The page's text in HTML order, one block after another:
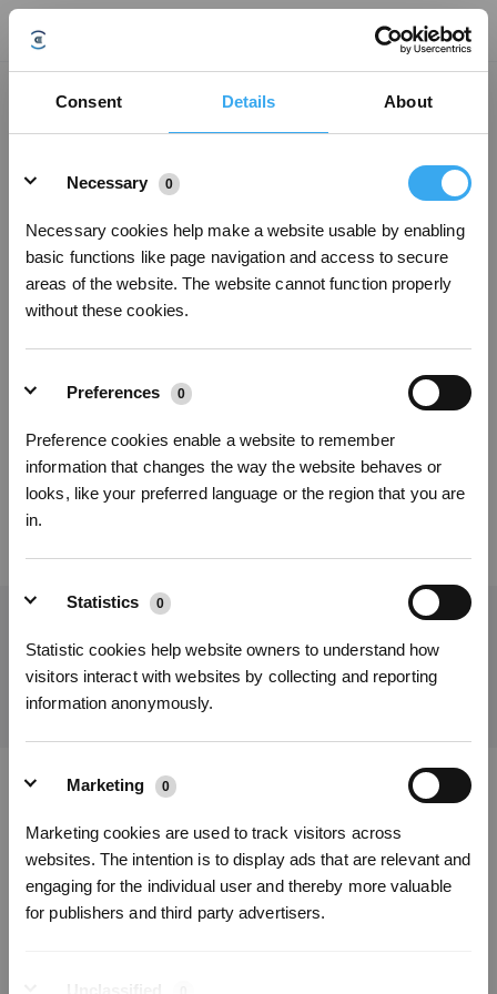
Consent Details About
Necessary
0
Necessary cookies help make a website usable by enabling
basic functions like page navigation and access to secure
areas of the website. The website cannot function properly
without these cookies.
Preferences 0
Preference cookies enable a website to remember
information that changes the way the website behaves or
looks, like your preferred language or the region that you are
in.
Statistics 0
Statistic cookies help website owners to understand how
visitors interact with websites by collecting and reporting
information anonymously.
Marketing 0
Marketing cookies are used to track visitors across
websites. The intention is to display ads that are relevant and
engaging for the individual user and thereby more valuable
for publishers and third party advertisers.
Bodens erfolgt?
Aktualisiert am 2025/04/03
1. Klicke auf „Settings“ (Einstellungen). Klicke auf „DEEBOT Advanced
Settings“ (DEEBOT – Erweiterte Einstellungen). Klicke zum Aktivieren und
Deaktivieren auf „Clean along the floor“ (Entlang der Ausrichtung des
Bodens reinigen).
2. Wähle den Bereich aus, für den die Einstellung gelten soll. Wähle als
Bodenmaterial „Wood“ (Holz) aus. Klicke auf das 90-Grad-Symbol, damit die
Holzstruktur des Bodens in horizontaler oder vertikaler Richtung angezeigt
War dieser Artikel hilfreich?
JA NEIN
ECOVACS App herunterladen
PRODUKTE
SUPPORT
* Registrieren und Belohnungen sichern
Abonnieren